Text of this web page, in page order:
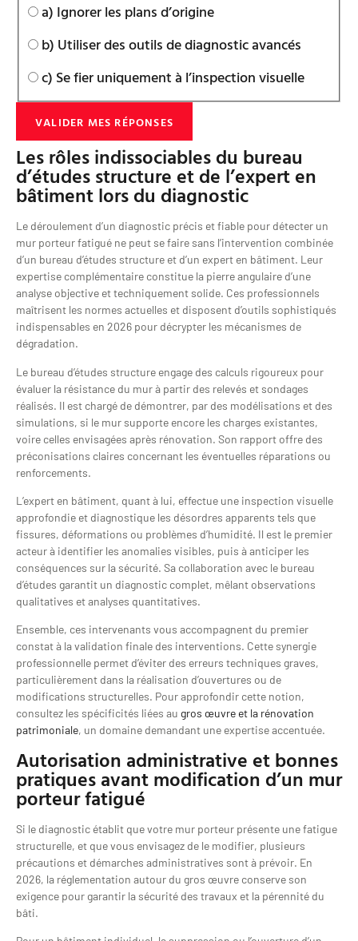
a) Ignorer les plans d’origine
b) Utiliser des outils de diagnostic avancés
c) Se fier uniquement à l’inspection visuelle
VALIDER MES RÉPONSES
Les rôles indissociables du bureau
d’études structure et de l’expert en
bâtiment lors du diagnostic
Le déroulement d’un diagnostic précis et fiable pour détecter un
mur porteur fatigué ne peut se faire sans l’intervention combinée
d’un bureau d’études structure et d’un expert en bâtiment. Leur
expertise complémentaire constitue la pierre angulaire d’une
analyse objective et techniquement solide. Ces professionnels
maîtrisent les normes actuelles et disposent d’outils sophistiqués
indispensables en 2026 pour décrypter les mécanismes de
dégradation.
Le bureau d’études structure engage des calculs rigoureux pour
évaluer la résistance du mur à partir des relevés et sondages
réalisés. Il est chargé de démontrer, par des modélisations et des
simulations, si le mur supporte encore les charges existantes,
voire celles envisagées après rénovation. Son rapport offre des
préconisations claires concernant les éventuelles réparations ou
renforcements.
L’expert en bâtiment, quant à lui, effectue une inspection visuelle
approfondie et diagnostique les désordres apparents tels que
fissures, déformations ou problèmes d’humidité. Il est le premier
acteur à identifier les anomalies visibles, puis à anticiper les
conséquences sur la sécurité. Sa collaboration avec le bureau
d’études garantit un diagnostic complet, mêlant observations
qualitatives et analyses quantitatives.
Ensemble, ces intervenants vous accompagnent du premier
constat à la validation finale des interventions. Cette synergie
professionnelle permet d’éviter des erreurs techniques graves,
particulièrement dans la réalisation d’ouvertures ou de
modifications structurelles. Pour approfondir cette notion,
consultez les spécificités liées au gros œuvre et la rénovation
patrimoniale, un domaine demandant une expertise accentuée.
Autorisation administrative et bonnes
pratiques avant modification d’un mur
porteur fatigué
Si le diagnostic établit que votre mur porteur présente une fatigue
structurelle, et que vous envisagez de le modifier, plusieurs
précautions et démarches administratives sont à prévoir. En
2026, la réglementation autour du gros œuvre conserve son
exigence pour garantir la sécurité des travaux et la pérennité du
bâti.